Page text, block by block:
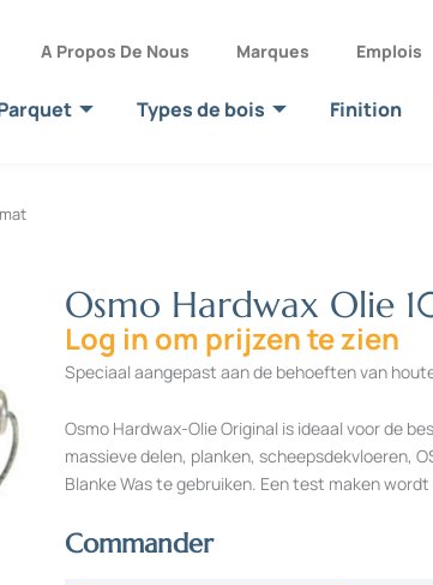
A Propos De Nous Marques Emplois
Types de bois Finition
Osmo Hardwax Olie
Log in om prijzen te zien
Speciaal aangepast aan de behoeften van
Osmo Hardwax-Olie Original is ideaal voor de
massieve delen, planken, scheepsdekvloeren,
Blanke Was te gebruiken. Een test maken
Commander